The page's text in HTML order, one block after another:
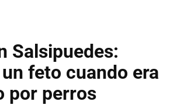
Salsipuedes:
feto cuando era
por perros